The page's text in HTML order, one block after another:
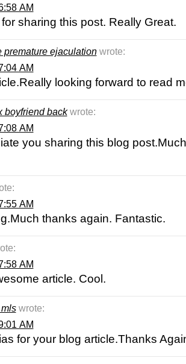
AM
sharing this post. Really Great.
premature ejaculation wrote:
AM
looking forward to read
boyfriend back wrote:
AM
you sharing this blog
AM
thanks again. Fantastic.
AM
article. Cool.
wrote:
AM
for your blog article.Thanks